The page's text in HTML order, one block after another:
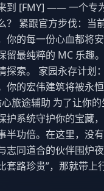
到 [FMY] —— 一个专
？ 紧跟官方步伐：当
你的每一份心血都将
留最纯粹的 MC 乐趣
探索。 家园永存计划
你的宏伟建筑将被永
旅途辅助 为了让你
护系统守护你的宝藏
半功倍。在这里，没
志同道合的伙伴围炉
套路珍贵”，那就带上